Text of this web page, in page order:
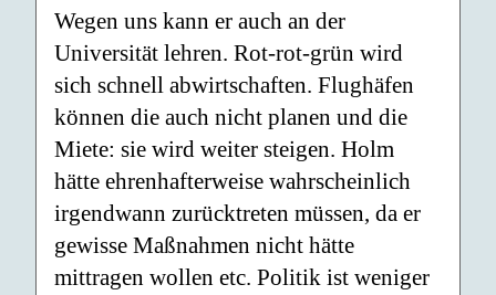
Wegen uns kann er auch an der
Universität lehren. Rot-rot-grün wird
sich schnell abwirtschaften. Flughäfen
können die auch nicht planen und die
Miete: sie wird weiter steigen. Holm
hätte ehrenhafterweise wahrscheinlich
irgendwann zurücktre­ten müssen, da er
gewisse Maßnahmen nicht hätte
mittragen wollen etc. Politik ist weniger